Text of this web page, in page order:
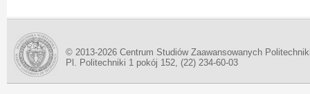
© 2013-2026 Centrum Studiów Zaawansowanych
Pl. Politechniki 1 pokój 152, (22) 234-60-03